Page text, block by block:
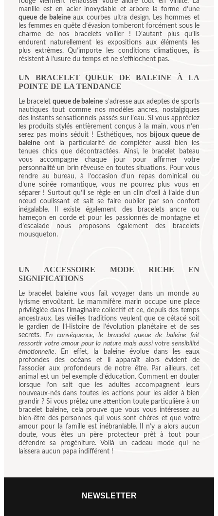
manille est en acier inoxydable et arbore la forme d’une
queue de baleineaux courbes ultra design. Les hommes et
les femmes en quête d’évasion tomberont forcément sous le
charme de nos bracelets voilier ! D’autant plus qu’ils
endurent naturellement les expositions aux éléments les
plus extrêmes. Qu’importe les conditions climatiques, ils
résistent à l’usure du temps et ne s’effilochent pas.
UN BRACELET QUEUE DE BALEINE À LA
POINTE DE LA TENDANCE
Le braceletqueue de baleine s’adresse aux adeptes de sports
nautiques tout comme nos modèles ancres, nostalgiques
des instants sensationnels passés sur l’eau. Si vous appréciez
les produits stylés entièrement conçus à la main, vous n’en
serez pas moins séduit ! Esthétiques, nos bijoux queue de
baleine ont la particularité de compléter aussi bien les
tenues chics que décontractées. Ainsi, le bracelet bateau
vous accompagne chaque jour pour affirmer votre
personnalité un brin rêveuse en toutes situations. Pour vous
rendre au bureau, à l’occasion d’un repas dominical ou
d’une soirée romantique, vous ne pourrez plus vous en
séparer ! Surtout qu’il se règle en un clin d’œil à l’aide d’un
nœud coulissant et sait se faire oublier par son confort
inégalable. Il existe également des
bracelets ancreou
hameçon en cordeet pour les passionnés de montagne et
d’escalade nous proposons également des
bracelets
mousqueton.
UN ACCESSOIRE MODE RICHE EN
SIGNIFICATIONS
Le bracelet baleine vous fait voyager dans un monde au
lyrisme envoûtant. Le mammifère marin occupe une place
privilégiée dans l’imaginaire collectif et ce, depuis des temps
ancestraux. Les vieilles traditions veulent que ce cétacé soit
le gardien de l’Histoire de l’évolution planétaire et de ses
secrets.En conséquence, le bracelet queue de baleine fait
ressortir votre amour pour la nature mais aussi votre sensibilité
émotionnelle. En effet, la baleine évolue dans les eaux
profondes des océans et il apparaît alors évident de
l’associer aux profondeurs de notre être. Par ailleurs, cet
animal est un bel exemple d’éducation. Comment en douter
lorsque l’on sait que les adultes accompagnent leurs
nouveaux-nés dans toutes les actions pour les aider à bien
grandir ? Si vous prêtez une attention toute particulière à un
bracelet baleine, cela prouve que vous vous intéressez au
bien-être des personnes qui vous sont chères et que votre
amour pour la famille est inébranlable. Il n’y a alors aucun
doute, vous êtes un père protecteur prêt à tout pour
défendre sa progéniture. Voilà un cadeau mode qui ne
laissera aucun papa indifférent !
NEWSLETTER